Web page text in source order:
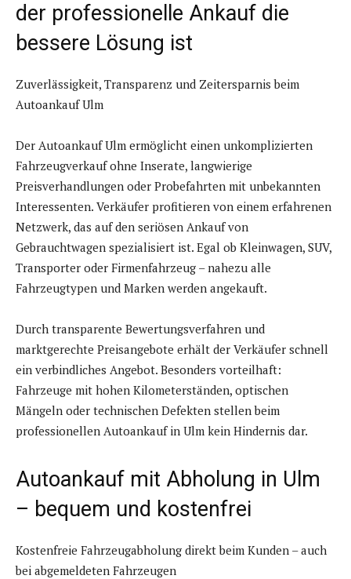
der professionelle Ankauf die
bessere Lösung ist
Zuverlässigkeit, Transparenz und Zeitersparnis beim
Autoankauf Ulm
Der Autoankauf Ulm ermöglicht einen unkomplizierten
Fahrzeugverkauf ohne Inserate, langwierige
Preisverhandlungen oder Probefahrten mit unbekannten
Interessenten. Verkäufer profitieren von einem erfahrenen
Netzwerk, das auf den seriösen Ankauf von
Gebrauchtwagen spezialisiert ist. Egal ob Kleinwagen, SUV,
Transporter oder Firmenfahrzeug – nahezu alle
Fahrzeugtypen und Marken werden angekauft.
Durch transparente Bewertungsverfahren und
marktgerechte Preisangebote erhält der Verkäufer schnell
ein verbindliches Angebot. Besonders vorteilhaft:
Fahrzeuge mit hohen Kilometerständen, optischen
Mängeln oder technischen Defekten stellen beim
professionellen Autoankauf in Ulm kein Hindernis dar.
Autoankauf mit Abholung in Ulm
– bequem und kostenfrei
Kostenfreie Fahrzeugabholung direkt beim Kunden – auch
bei abgemeldeten Fahrzeugen